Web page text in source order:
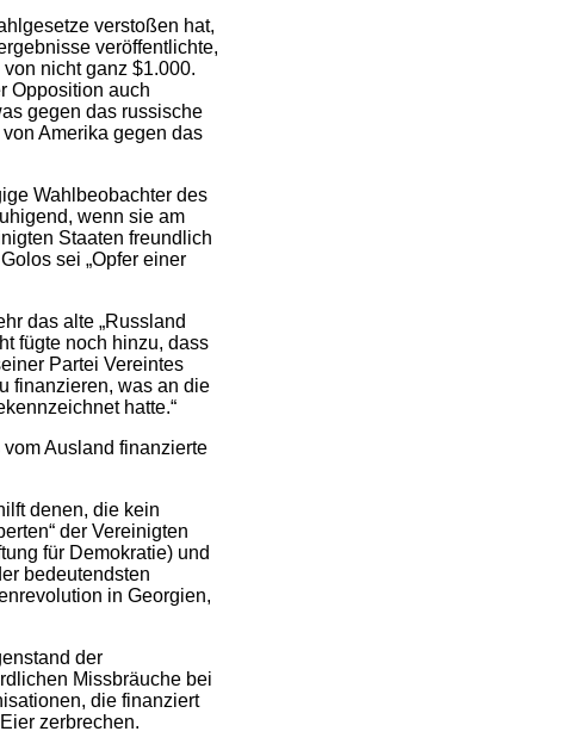
verstoßen hat,
veröffentlichte,
nicht ganz $1.000.
Opposition auch
gegen das russische
Amerika gegen das
Wahlbeobachter des
wenn sie am
Staaten freundlich
sei „Opfer einer
das alte „Russland
fügte noch hinzu, dass
Partei Vereintes
finanzieren, was an die
hatte.“
Ausland finanzierte
denen, die kein
der Vereinigten
für Demokratie) und
bedeutendsten
in Georgien,
der
Missbräuche bei
die finanziert
zerbrechen.